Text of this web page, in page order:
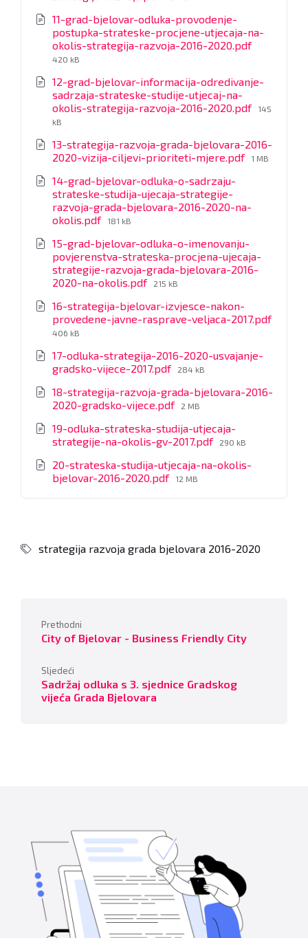
11-grad-bjelovar-odluka-provodenje-
postupka-strateske-procjene-utjecaja-na-
okolis-strategija-razvoja-2016-2020.pdf
420 kB
12-grad-bjelovar-informacija-odredivanje-
sadrzaja-strateske-studije-utjecaj-na-
okolis-strategija-razvoja-2016-2020.pdf File
145
kB
13-strategija-razvoja-grada-bjelovara-2016-
2020-vizija-ciljevi-prioriteti-mjere.pdf File
1 MB
14-grad-bjelovar-odluka-o-sadrzaju-
strateske-studija-ujecaja-strategije-
razvoja-grada-bjelovara-2016-2020-na-
okolis.pdf File
181 kB
15-grad-bjelovar-odluka-o-imenovanju-
povjerenstva-strateska-procjena-ujecaja-
strategije-razvoja-grada-bjelovara-2016-
2020-na-okolis.pdf File
215 kB
16-strategija-bjelovar-izvjesce-nakon-
provedene-javne-rasprave-veljaca-2017.pdf
File
406 kB
17-odluka-strategija-2016-2020-usvajanje-
gradsko-vijece-2017.pdf File
284 kB
18-strategija-razvoja-grada-bjelovara-2016-
2020-gradsko-vijece.pdf File
2 MB
19-odluka-strateska-studija-utjecaja-
strategije-na-okolis-gv-2017.pdf File
290 kB
20-strateska-studija-utjecaja-na-okolis-
bjelovar-2016-2020.pdf File
12 MB
strategija razvoja grada bjelovara 2016-2020
Prethodni
City of Bjelovar - Business Friendly City
Sljedeći
Sadržaj odluka s 3. sjednice Gradskog
vijeća Grada Bjelovara